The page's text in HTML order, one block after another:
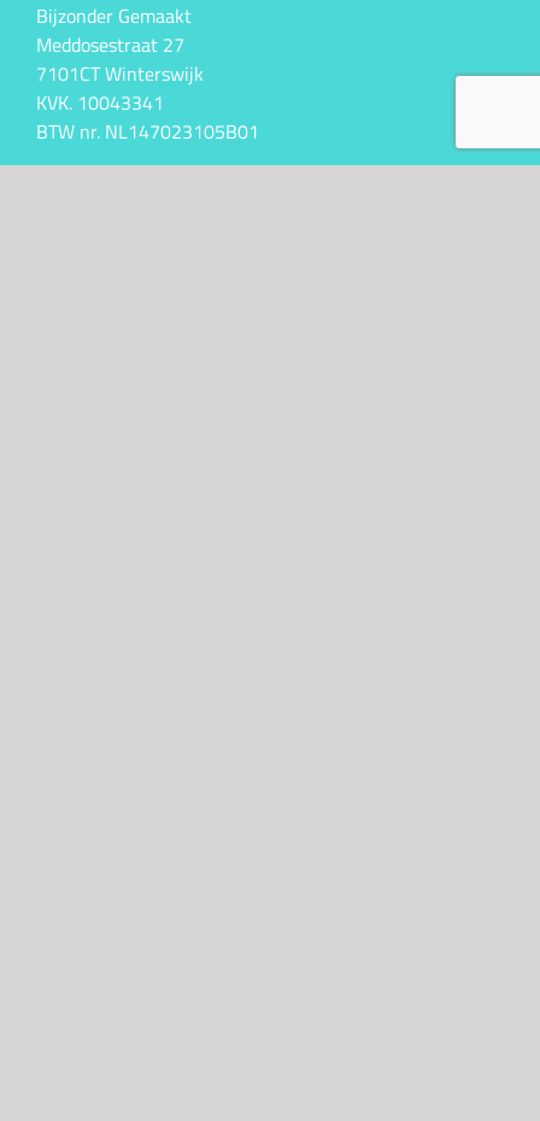
Bijzonder Gemaakt
Meddosestraat 27
7101CT Winterswijk
KVK. 10043341
BTW nr. NL147023105B01